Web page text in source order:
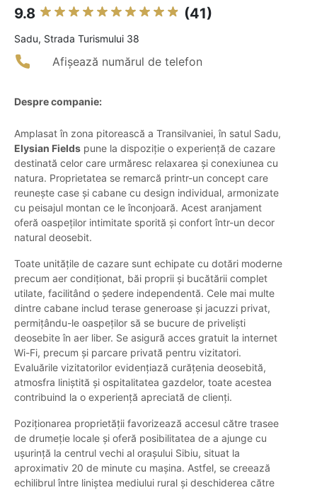
9.8 (41)
Sadu, Strada Turismului 38
Afișează numărul de telefon
Despre companie:
Amplasat în zona pitorească a Transilvaniei, în satul Sadu,
Elysian Fields pune la dispoziție o experiență de cazare
destinată celor care urmăresc relaxarea și conexiunea cu
natura. Proprietatea se remarcă printr-un concept care
reunește case și cabane cu design individual, armonizate
cu peisajul montan ce le înconjoară. Acest aranjament
oferă oaspeților intimitate sporită și confort într-un decor
natural deosebit.
Toate unitățile de cazare sunt echipate cu dotări moderne
precum aer condiționat, băi proprii și bucătării complet
utilate, facilitând o ședere independentă. Cele mai multe
dintre cabane includ terase generoase și jacuzzi privat,
permițându-le oaspeților să se bucure de priveliști
deosebite în aer liber. Se asigură acces gratuit la internet
Wi-Fi, precum și parcare privată pentru vizitatori.
Evaluările vizitatorilor evidențiază curățenia deosebită,
atmosfra liniștită și ospitalitatea gazdelor, toate acestea
contribuind la o experiență apreciată de clienți.
Poziționarea proprietății favorizează accesul către trasee
de drumeție locale și oferă posibilitatea de a ajunge cu
ușurință la centrul vechi al orașului Sibiu, situat la
aproximativ 20 de minute cu mașina. Astfel, se creează
echilibrul între liniștea mediului rural și deschiderea către